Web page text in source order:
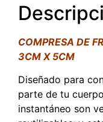
COMPRESA DE
3CM X 5CM
Diseñado para
parte de tu
instantáneo son